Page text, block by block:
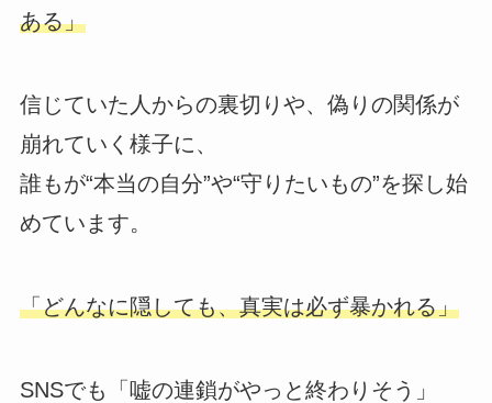
ある」
信じていた人からの裏切りや、偽りの関係が
崩れていく様子に、
誰もが“本当の自分”や“守りたいもの”を探し始
めています。
「どんなに隠しても、真実は必ず暴かれる」
SNSでも「嘘の連鎖がやっと終わりそう」